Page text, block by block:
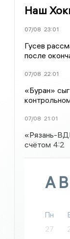
Наш
07/08 23:01
Гусев
после
07/08 22:01
«Буран»
07/08 21:01
«Рязань-
счётом 4:2
Пн
27